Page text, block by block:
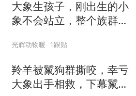
大象生孩子，刚出生的小
象不会站立，整个族群帮
光辉动物暖 1跟贴
羚羊被鬣狗群撕咬，幸亏
大象出手相救，下幕鬣狗